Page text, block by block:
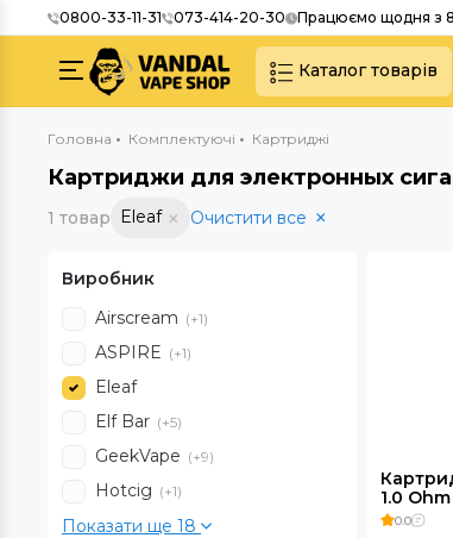
0800-33-11-31 073-414-20-30 Працюємо щодня з
Каталог товарів
Головна Комплектуючі Картриджі
Картриджи для электронных
1 товар Eleaf Очистити все
Виробник
Airscream (+1)
ASPIRE (+1)
Eleaf
Elf Bar (+5)
GeekVape (+9)
Hotcig (+1)
Показати ще 18
1.0
0.0